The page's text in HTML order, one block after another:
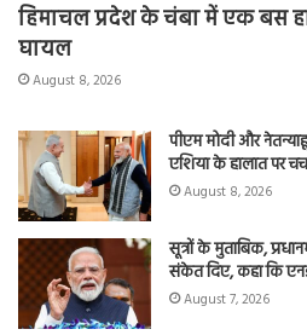
हिमाचल प्रदेश के चंबा में एक बस
घायल
August 8, 2026
पीएम मोदी और
एशिया के हालात पर
August 8, 2026
सूत्रों के मुताबिक,
संकेत दिए, कहा कि
August 7, 2026